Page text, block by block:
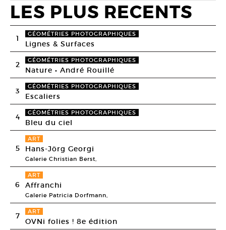
LES PLUS RECENTS
1 GÉOMÉTRIES PHOTOGRAPHIQUES
Lignes & Surfaces
2 GÉOMÉTRIES PHOTOGRAPHIQUES
Nature • André Rouillé
3 GÉOMÉTRIES PHOTOGRAPHIQUES
Escaliers
4 GÉOMÉTRIES PHOTOGRAPHIQUES
Bleu du ciel
5
ART
Hans-Jörg Georgi
Galerie Christian Berst,
6
ART
Affranchi
Galerie Patricia Dorfmann,
7 ART
OVNi folies ! 8e édition